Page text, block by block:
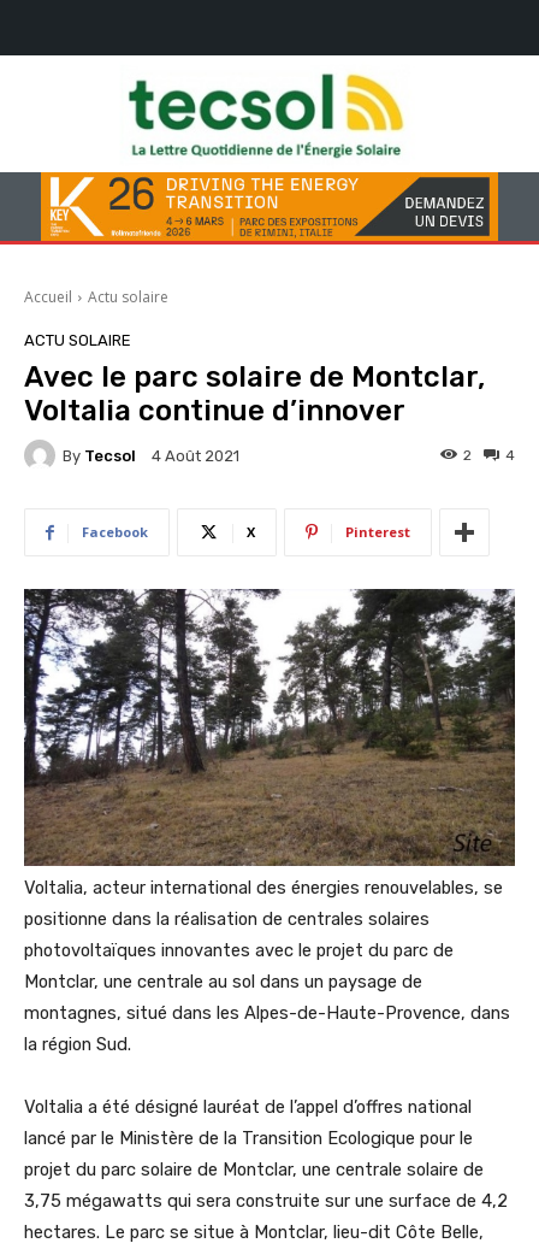
Accueil Actu solaire
ACTU SOLAIRE
Avec le parc solaire de Montclar,
Voltalia continue d’innover
By Tecsol 4 Août 2021 4
2
Facebook X Pinterest
Voltalia, acteur international des énergies renouvelables, se
positionne dans la réalisation de centrales solaires
photovoltaïques innovantes avec le projet du parc de
Montclar, une centrale au sol dans un paysage de
montagnes, situé dans les Alpes-de-Haute-Provence, dans
la région Sud.
Voltalia a été désigné lauréat de l’appel d’offres national
lancé par le Ministère de la Transition Ecologique pour le
projet du parc solaire de Montclar, une centrale solaire de
3,75 mégawatts qui sera construite sur une surface de 4,2
hectares. Le parc se situe à Montclar, lieu-dit Côte Belle,